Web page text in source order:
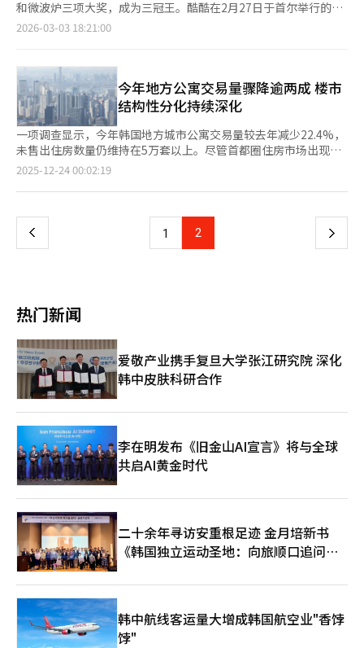
进上更加重视盈利测算与风险管理。推盘节奏放缓、开盘时间延
后，成为当前供应缩减的主要原因。 从地区分布看，今年1月至2
月京畿道普通供应量为1812套，占全国总量的46.3%，位居各地
套）。首尔同期仅供应151套，首都圈整体新建住宅供应依然偏
紧。 与此同时，大邱、世宗、江原、庆北、忠南、忠北等多地在
前两个月未推出住宅申购计划，区域间新房供应分化趋势进一步加
剧。 Real Today研究员具滋民（音）表示，年初供应明显不足，
客观上加剧了市场对新建住宅的需求积压及稀缺预期。随着3月春
季开盘季启动，部分优质项目陆续入市，市场成交结构或将呈现更
为明显的分化格局。
和微波炉三项大奖，成为三冠王。酷酷在2月27日于首尔举行的颁
奖典礼上宣布，酷酷家用系统的净水器和空气净化器连续9年获
功能。其“酷酷平板微波炉”采用玻璃材质和精致设计，提升了空
间利用率和清洁便利性。在净水器领域，“酷酷零100纤薄冰水净
水器”因快速制冰和100℃沸水功能而受欢迎。还有“InsPure迷
你100小型净水器”等产品，提供精确温控和安全杀菌系统。空气
净化器方面，“酷酷InsPure传承空气净化器”通过智能双重传感
器和AI技术，精确检测超细颗粒和新房综合症物质，自动设置最佳
净化模式。“消费者最佳品牌大奖”通过消费者投票和专家评估选
出优秀品牌。酷酷凭借其精美设计和创新技术，建立了涵盖厨房和
生活家电的全系列产品，获得了高度评价。酷酷相关人士表
任。我们将继续通过用户友好的创新，为客户的日常生活提供更大
的便利和幸福。”※ 本报道经人工智能（AI）系统翻译与编辑。
2026-03-03 18:21:00
今年地方公寓交易量骤降逾两成 楼市
结构性分化持续深化
一项调查显示，今年韩国地方城市公寓交易量较去年减少22.4%，
未售出住房数量仍维持在5万套以上。尽管首都圈住房市场出现复
苏迹象，地方市场仍面临房价下降、认购不足等困境。业界分析，
盘结构性分化持续深化。 据韩国国土交通部（以下简称国土部）
15.4764万套，同比减少15.1%。从地区来看，地方交易量降幅尤
为显著。今年首都圈交易量为9.415万套，同比减少9.1%；而地方
房为6.9069万套，环比增长3.5%，同比增长4.9%。其中，地方未
售出住房为5.1518万套，环比增加0.2%。 未售出住房数量在今年
上半年一度呈下降趋势，但自8月底起出现反弹，8月环比增长7%
至6.6613万套，随后9月增至6.6762万套、10月进一步扩大至
6.9069万套，连续三个月上升。尤其竣工后未售房数量达2.808万
套，创下自2013年1月以来的最高水平。其中，约84.5%集中在地
方城市。 由此看来，今年韩国住房市场地区分化现象持续深化。
韩国不动产院数据显示，今年截至11月，全国住房交易价格累计上
涨0.75%，首都圈上涨2.39%，但地方则下跌0.8%。 新房认购市
场同样呈需求两极化。房地产机构R114统计显示，今年全国公寓
平均认购竞争率为7.2比1，首都圈以10.07比1保持两位数水平，而
地方仅为4.53比1，不及首都圈一半。 值得注意的是，去年尚未出
现平均认购竞争率低于1比1的地区，但今年光州（0.50比1）和济
软。 房地产机构R114研究员白世罗（音）表示，非首都圈新房市
场在明年仍将延续分化趋势，购房者将继续根据地理位置条件、开
发利好因素、房价等因素，对各个楼盘进行筛选。
2025-12-24 00:02:19
上
页
1 2 下
热门新闻
爱敬产业携手复旦大学张江研究院 深化
韩中皮肤科研合作
李在明发布《旧金山AI宣言》将与全球
共启AI黄金时代
二十余年寻访安重根足迹 金月培新书
《韩国独立运动圣地：向旅顺口追问历
韩中航线客运量大增成韩国航空业"香饽
饽"